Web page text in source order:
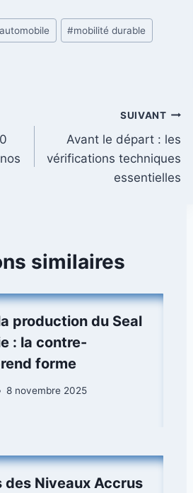
automobile #mobilité durable
SUIVANT
Avant le départ : les
vérifications techniques
essentielles
similaires
production du Seal
: la contre-
forme
8 novembre 2025
des Niveaux Accrus